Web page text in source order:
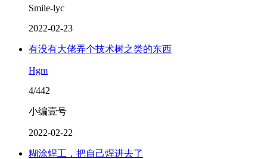
Smile-lyc
2022-02-23
有没有大佬弄个技术树之类的东西
Hgm
4/442
小编壹号
2022-02-22
糊涂焊工，把自己焊进去了